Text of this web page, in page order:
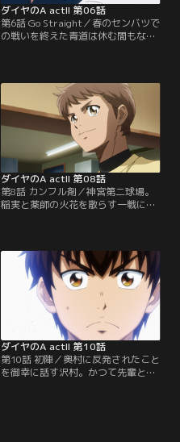
ダイヤのA actII 第06話
第6話 Go Straight／春のセンバツで
の戦いを終えた青道は休む間もなく
待する観客たち。果たして降谷の登
板はあるのか。一方甲子園で悔しい
気持ちと降谷の存在を改めて感じた
沢村の登板は？【提供：バンダイチ
ダイヤのA actII 第08話
第8話 カンフル剤／神宮第二球場。
稲実と薬師の火花を散らす一戦にい
会のベンチ入りメンバーは本来20人
だが、青道の登録は現在18人。片岡
監督が敢えて空けた2人分の枠をめ
ぐって、最後の夏の大会を目指す3
年生たちを筆頭に2年生、さらに
は…。【提供：バンダイチャンネ
ダイヤのA actII 第10話
第10話 初陣／奥村に反発されたこと
を御幸に話す沢村。かつて先輩と衝